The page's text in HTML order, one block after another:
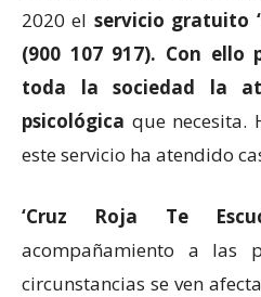
2020 el servicio gratuito
(900 107 917). Con ello
toda la sociedad la
psicológica que necesita.
este servicio ha atendido
‘Cruz Roja Te
acompañamiento a las
circunstancias se ven